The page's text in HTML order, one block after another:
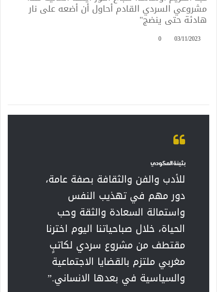
مشروعي السردي القادم أحاول أن أضعه على نار
هادئة حتى ينضج"
03/11/2023
0
بثينة المكودي
للأدب والفن والثقافة بصفة عامة،
دور مهم في تهذيب النفس
واستمالة السعادة والثقة وحب
الحياة، خلال صباحياتنا اليوم اخترنا
مقتطف من مشروع سردي لكاتبٍ
مغربي ملتزم بالقضايا الاجتماعية
والسياسية في بعدها الانساني.”